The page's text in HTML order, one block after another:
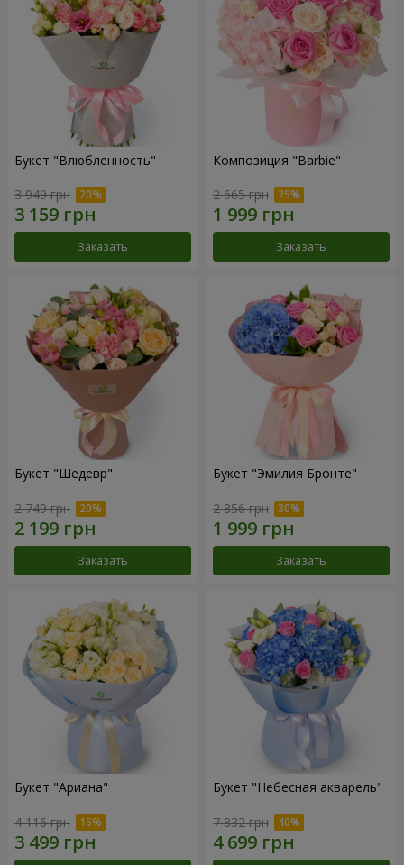
Букет "Влюбленность"
3 949 грн
Заказать
Композиция "Barbie"
2 665 грн
Заказать
Букет "Шедевр"
2 749 грн
Заказать
Букет "Эмилия Бронте"
2 856 грн
Заказать
Букет "Ариана"
4 116 грн
Букет "Небесная акварель"
7 832 грн